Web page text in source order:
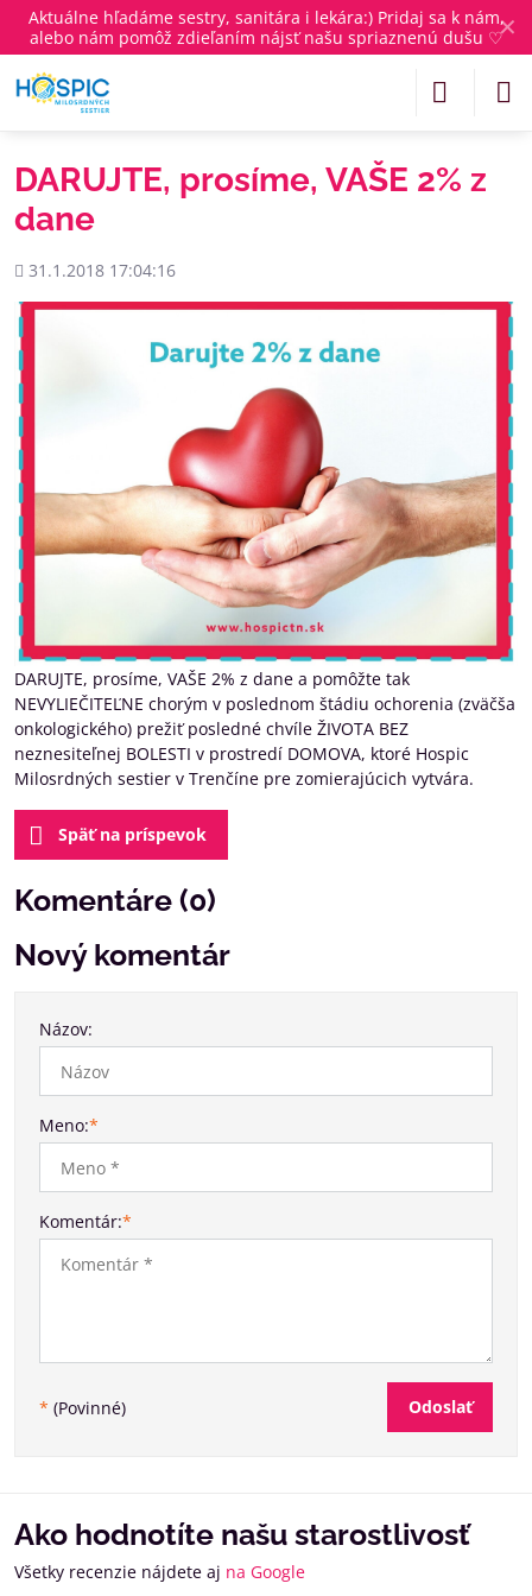
✕
Aktuálne hľadáme sestry, sanitára i lekára:) Pridaj sa k nám,
alebo nám pomôž zdieľaním nájsť našu spriaznenú dušu ♡
DARUJTE, prosíme, VAŠE 2% z
dane
Pridané
31.1.2018 17:04:16
DARUJTE, prosíme, VAŠE 2% z dane a pomôžte tak
NEVYLIEČITEĽNE chorým v poslednom štádiu ochorenia (zväčša
onkologického) prežiť posledné chvíle ŽIVOTA BEZ
neznesiteľnej BOLESTI v prostredí DOMOVA, ktoré Hospic
Milosrdných sestier v Trenčíne pre zomierajúcich vytvára.
Späť na príspevok
Komentáre (0)
Nový komentár
Názov:
Meno:*
Komentár:*
* (Povinné) Odoslať
Ako hodnotíte našu starostlivosť
Všetky recenzie nájdete aj na Google